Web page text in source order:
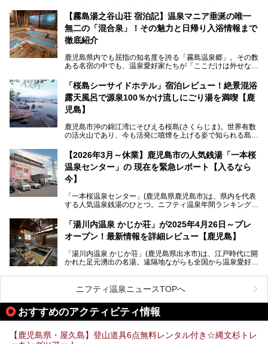
4,000円～、と驚くべき価格を維持。
さらに、源泉100％かけ流しのツルツル美肌湯を堪能できる
点にも注目すべき。30年以上全国の温泉を巡った筆者の経
験上、穴場中の穴場と言っても決して過言ではありません。
今回は「ちくりん温泉」の家族風呂・大衆風呂・宿泊施設に
ついて、徹底レビューします！
【霧島湯之谷山荘 宿泊記】温泉マニア垂涎の唯一
無二の「混合泉」！その魅力と日帰り入浴情報まで
徹底紹介
鹿児島県内でも屈指の知名度を誇る「霧島温泉郷」。その数
ある名宿の中でも、温泉愛好家たちが「ここだけは外せな
山荘）」です。
最大の魅力は、ここでしか体験できない絶妙なバランスの
「自噴混合泉」。今回は、その極上の湯を心ゆくまで堪能す
べく宿泊し、実際に感じたお湯のちからと宿の魅力を詳しく
レポートします。
また、気軽に立ち寄りたい方のための「日帰り入浴情報」も
併せて解説。温泉マニアをも唸らせる“生きたお湯”の正体に
迫ります。
「桜島シーサイドホテル」宿泊レビュー！絶景混浴
露天風呂で源泉100％かけ流しにごり湯を満喫【鹿
児島】
鹿児島市沖の錦江湾にそびえる桜島(さくらじま)。世界有数
の活火山であり、今も活発に噴煙を上げる姿で知られる島で
ートホテル。最大の魅力が、錦江湾に面した絶景混浴露天風
呂でしょう。源泉100％かけ流しのにごり湯は、多くの温泉
ファンを魅了する存在です。
今回筆者自ら宿泊。桜島シーサイドホテルの“温泉”はじめ、
食事やアクセスなど詳細レビューします。
【2026年3月～休業】鹿児島市の人気銭湯「一本桜
温泉センター」の 現在を緊急レポート【入るなら
今】
「一本桜温泉センター」(鹿児島県鹿児島市)は、県内を代表
する人気温泉銭湯のひとつ。ニフティ温泉年間ランキング2
営業なので、就寝前の入浴や寝起き一番の朝湯など利便性が
抜群！ 多くの常連客やファンでいつも賑わっています。し
かし建物の老朽化に伴い、2026年2月28日24時をもって休
は約2年後を予定しています。
「湯川内温泉 かじか荘」が2025年4月26日～プレ
オープン！最新情報を詳細レビュー【鹿児島】
「湯川内温泉 かじか荘」(鹿児島県出水市)は、江戸時代に開
かれた足元湧出の名湯。遠隔地ながらも全国から温泉愛好家
いえる存在です。2023年にいったん閉館しましたが、その
後経営が変わり、復旧作業を実施。2025年4月26日に日帰
り入浴施設としてプレオープンしました。
乗り込みましたが、今回もオープン前日から初日にかけて現
ニフティ温泉ニュースTOPへ
おすすめのアクティビティ情報
【鹿児島県・屋久島】登山道具6点無料レンタル付き☆縄文杉トレ